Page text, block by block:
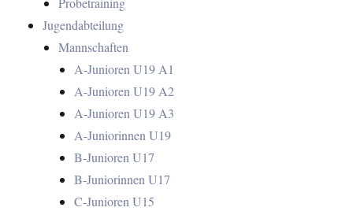
Jugendabteilung
Mannschaften
A-Junioren U19 A1
A-Junioren U19 A2
A-Junioren U19 A3
A-Juniorinnen U19
B-Junioren U17
B-Juniorinnen U17
C-Junioren U15